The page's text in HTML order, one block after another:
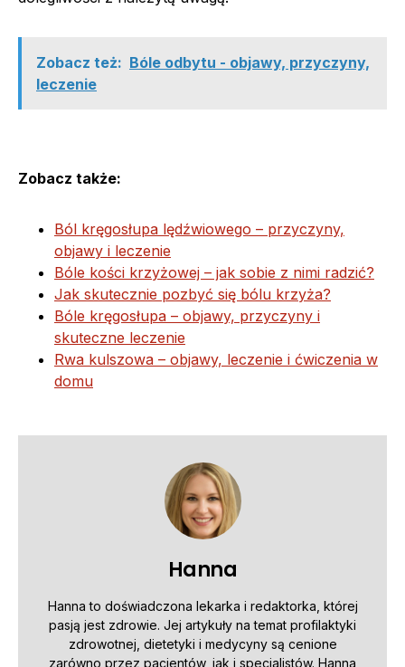
Zobacz też: Bóle odbytu - objawy, przyczyny,
leczenie
Zobacz także:
Ból kręgosłupa lędźwiowego – przyczyny,
objawy i leczenie
Bóle kości krzyżowej – jak sobie z nimi radzić?
Jak skutecznie pozbyć się bólu krzyża?
Bóle kręgosłupa – objawy, przyczyny i
skuteczne leczenie
Rwa kulszowa – objawy, leczenie i ćwiczenia w
domu
Hanna
Hanna to doświadczona lekarka i redaktorka, której
pasją jest zdrowie. Jej artykuły na temat profilaktyki
zdrowotnej, dietetyki i medycyny są cenione
zarówno przez pacjentów, jak i specjalistów. Hanna